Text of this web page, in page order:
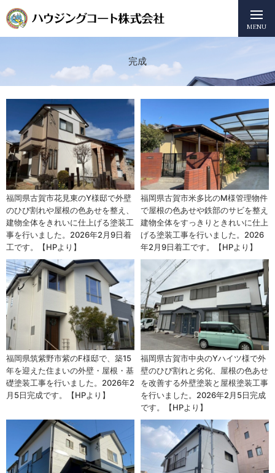
MENU
完成
福岡県古賀市花見東のY様邸で外壁
のひび割れや屋根の色あせを整え、
建物全体をきれいに仕上げる塗装工
事を行いました。2026年2月9日着
工です。【HPより】
福岡県古賀市米多比のM様管理物件
で屋根の色あせや鉄部のサビを整え
建物全体をすっきりときれいに仕上
げる塗装工事を行いました。2026
年2月9日着工です。【HPより】
福岡県筑紫野市紫のF様邸で、築15
年を迎えた住まいの外壁・屋根・基
礎塗装工事を行いました。2026年2
月5日完成です。【HPより】
福岡県古賀市中央のYハイツ様で外
壁のひび割れと劣化、屋根の色あせ
を改善する外壁塗装と屋根塗装工事
を行いました。2026年2月5日完成
です。【HPより】